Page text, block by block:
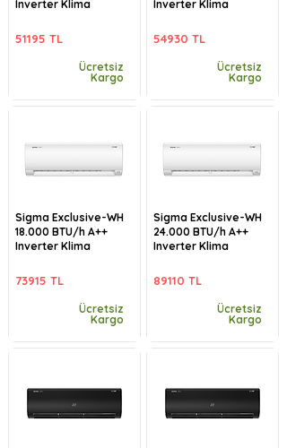
Inverter Klima
51195 TL
Ücretsiz
Kargo
Sigma Exclusive-WH
18.000 BTU/h A++
Inverter Klima
73915 TL
Ücretsiz
Kargo
Inverter Klima
54930 TL
Ücretsiz
Kargo
Sigma Exclusive-WH
24.000 BTU/h A++
Inverter Klima
89110 TL
Ücretsiz
Kargo